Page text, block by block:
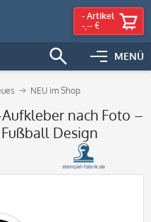
MENÜ
- Artikel
-,-- €
NEU im Shop
nach Foto –
Design